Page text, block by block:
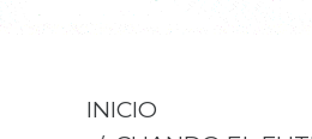
INICIO